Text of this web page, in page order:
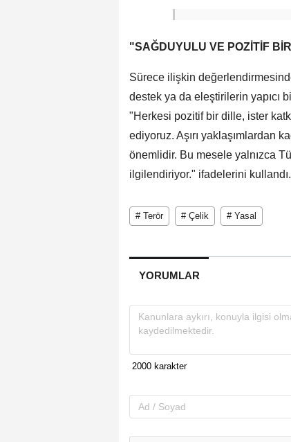
"SAĞDUYULU VE POZİTİF
Sürece ilişkin
destek ya da eleştirilerin yapıcı
"Herkesi pozitif bir dille, ister
ediyoruz. Aşırı yaklaşımlardan
önemlidir. Bu mesele yalnızca
ilgilendiriyor." ifadelerini kullandı.
# Terör # Çelik # Yasal
YORUMLAR